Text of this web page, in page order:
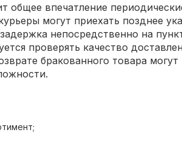
общее впечатление
могут приехать позднее
непосредственно на
проверять качество
бракованного товара могут